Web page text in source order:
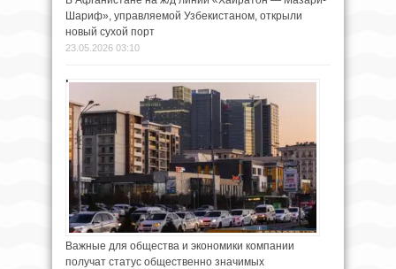
Шариф», управляемой Узбекистаном, открыли
новый сухой порт
23.05.2026 03:10
Важные для общества и экономики компании
получат статус общественно значимых